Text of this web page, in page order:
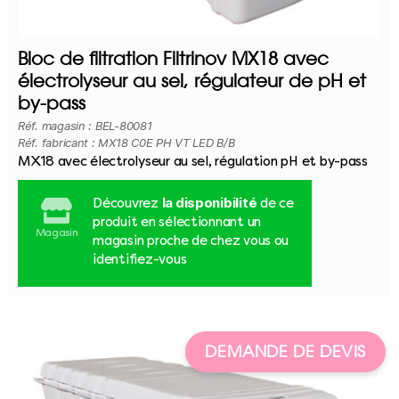
Bloc de filtration Filtrinov MX18 avec
électrolyseur au sel, régulateur de pH et
by-pass
Réf. magasin : BEL-80081
Réf. fabricant : MX18 C0E PH VT LED B/B
MX18 avec électrolyseur au sel, régulation pH et by-pass
Magasin
Découvrez la disponibilité de ce
produit en sélectionnant un
magasin proche de chez vous ou
identifiez-vous
DEMANDE DE DEVIS